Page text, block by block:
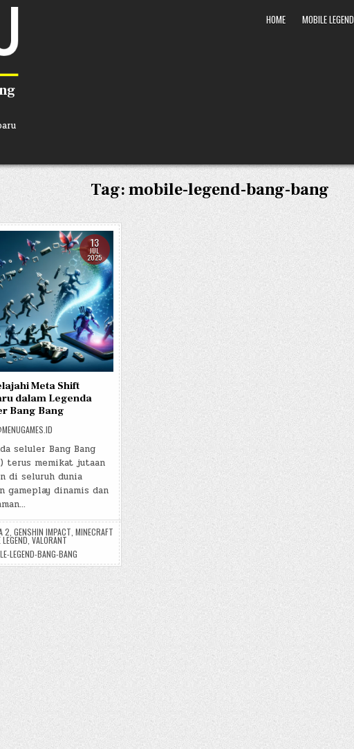
HOME MOBILE LEGEND
Tag:mobile-legend-bang-bang
13
JUL
2025
Meta Shift
dalam Legenda
Bang Bang
seluler Bang Bang
terus memikat jutaan
di seluruh dunia
gameplay dinamis dan
2 GENSHIN IMPACT MINECRAFT
VALORANT
LEGEND-BANG-BANG